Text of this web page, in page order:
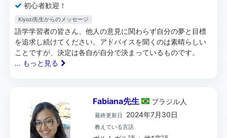
初心者歓迎！
Kiyozi先生からのメッセージ
語学学習者の皆さん、他人の意見に関わらず自分の夢と目標
を追求し続けてください。アドバイスを聞くのは素晴らしい
ことですが、決定は各自が自分で決まっているものです。
... もっと見る
Fabiana先生 ブラジル人
最終更新日 2024年7月30日
教えている言語